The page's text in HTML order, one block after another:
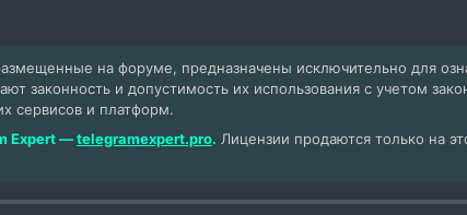
на форуме, предназначены исключительно для
законность и допустимость их использования с учетом
сервисов и платформ.
Expert —telegramexpert.pro. Лицензии продаются только на